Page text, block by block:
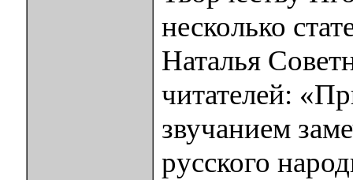
несколько
Наталья
читателей:
звучанием
русского